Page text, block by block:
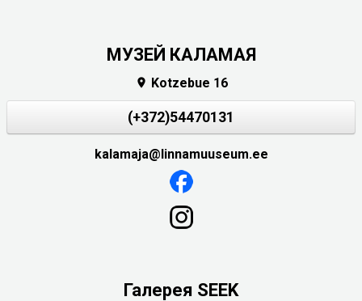
МУЗЕЙ КАЛАМАЯ
 Kotzebue 16
(+372)54470131
kalamaja@linnamuuseum.ee
Галерея SEEK